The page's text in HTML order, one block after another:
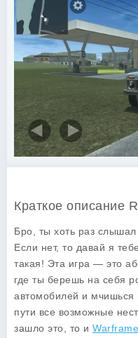
Краткое описание
Бро, ты хоть раз слышал
Если нет, то давай я
такая! Эта игра — это
где ты берешь на себя
автомобилей и мчишься
пути все возможные
зашло это, то и